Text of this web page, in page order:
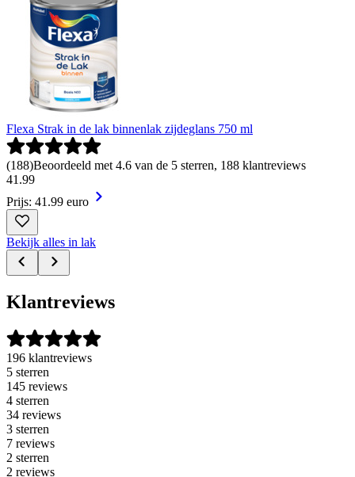
Flexa Strak in de lak binnenlak zijdeglans 750 ml
(188)Beoordeeld met 4.6 van de 5 sterren, 188 klantreviews
41 .99
Prijs: 41.99 euro
Bekijk alles in lak
Klantreviews
196 klantreviews
5 sterren
145 reviews
4 sterren
34 reviews
3 sterren
7 reviews
2 sterren
2 reviews